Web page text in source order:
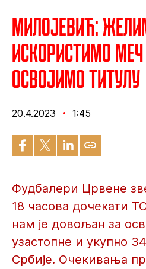
Милојевић:
искористимо
освојимо титулу
20.4.2023 1:45
Фудбалери Црвене
18 часова дочекати
нам је довољан за
узастопне и укупно
Србије. Очекивања